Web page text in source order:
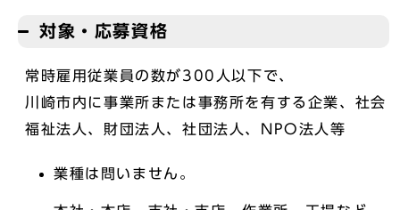
対象・応募資格
常時雇用従業員の数が300人以下で、
川崎市内に事業所または事務所を有する企業、社会
福祉法人、財団法人、社団法人、NPO法人等
業種は問いません。